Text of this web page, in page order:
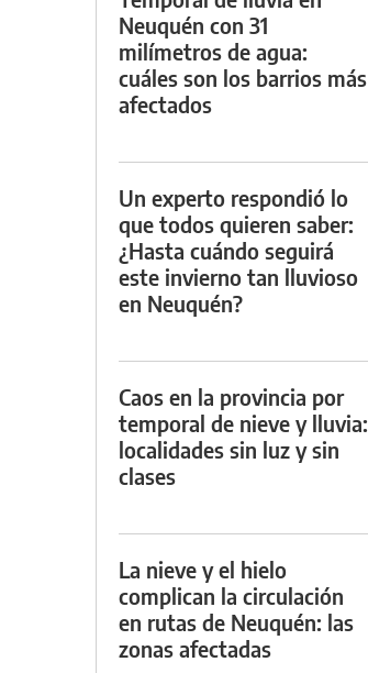
Neuquén con 31
milímetros de agua:
cuáles son los barrios más
afectados
Un experto respondió lo
que todos quieren saber:
¿Hasta cuándo seguirá
este invierno tan lluvioso
en Neuquén?
Caos en la provincia por
temporal de nieve y lluvia:
localidades sin luz y sin
clases
La nieve y el hielo
complican la circulación
en rutas de Neuquén: las
zonas afectadas